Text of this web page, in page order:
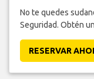
No te quedes
Seguridad. Obtén
RESERVAR